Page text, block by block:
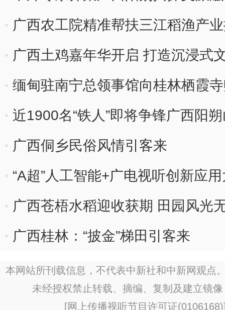
广西农工院精准帮扶三江稻渔产
广西土鸡嘉年华开启 打造沉浸式
缅甸驻南宁总领事馆向桂林栖霞
近1900名“铁人”即将争锋广西阳
广西侗乡民俗风情引客来
“A超”人工智能+广电视听创新应
广西苍梧水稻迎收获期 田园风光
广西桂林：“披金”梯田引客来
本网站所刊载信息，不代表中新社和中新网观点
未经授权禁止转载、摘编、复制及建立镜
[网上传播视听节目许可证(0106168)